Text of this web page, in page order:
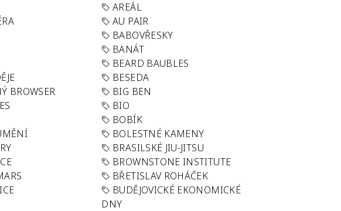
AREÁL
AU PAIR
BABOVŘESKY
BANÁT
BEARD BAUBLES
BESEDA
BROWSER
BIG BEN
BIO
BOBÍK
BOLESTNÉ KAMENY
BRASILSKÉ JIU-JITSU
BROWNSTONE INSTITUTE
BŘETISLAV ROHÁČEK
BUDĚJOVICKÉ EKONOMICKÉ
DNY